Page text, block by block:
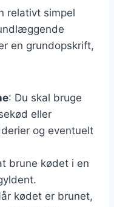
relativt simpel
en grundopskrift,
: Du skal bruge
eller
og eventuelt
brune kødet i en
kødet er brunet,